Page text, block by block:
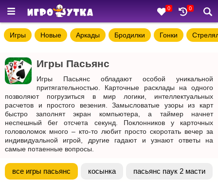
0 0
Игры Новые Аркады Бродилки Гонки
Игры Пасьянс
Игры Пасьянс обладают особой уникальной
притягательностью. Карточные расклады на одного
позволяют погрузиться в мир логики, интеллектуальных
расчетов и простого везения. Замысловатые узоры из карт
быстро заполнят экран компьютера, а таймер начнет
неспешный бег отсчета секунд. Поклонников у карточных
головоломок много – кто-то любит просто скоротать вечер за
индивидуальной игрой, другие гадают и узнают ответы на
самые потаенные вопросы.
все игры пасьянс косынка пасьянс паук 2 масти